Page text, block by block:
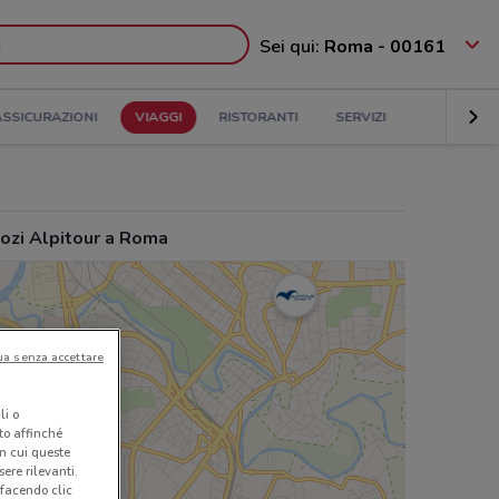
Sei qui: Roma - 00161
VIAGGI RISTORANTI SERVIZI
Alpitour a Roma
o
affinché
cui queste
rilevanti.
clic
senza accettare